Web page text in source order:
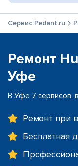
Сервис Pedant.ru
Ремонт
Уфе
В Уфе 7 сервисов,
Ремонт при
Бесплатная